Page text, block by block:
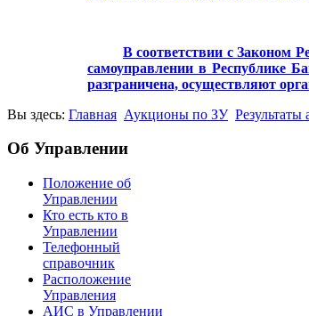
В соответствии с Законом
самоуправлении в Республике
разграничена, осуществляют
Вы здесь: Главная Аукционы по ЗУ Результаты
Об Управлении
Положение об
Управлении
Кто есть кто в
Управлении
Телефонный
справочник
Расположение
Управления
АИС в Управлении